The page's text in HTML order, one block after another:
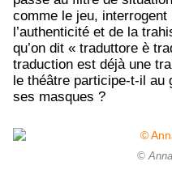
comme le jeu,
l’authenticité et de la
qu’on dit « traduttore è
traduction est déjà une
le théâtre participe-t-il au
ses masques ?
©